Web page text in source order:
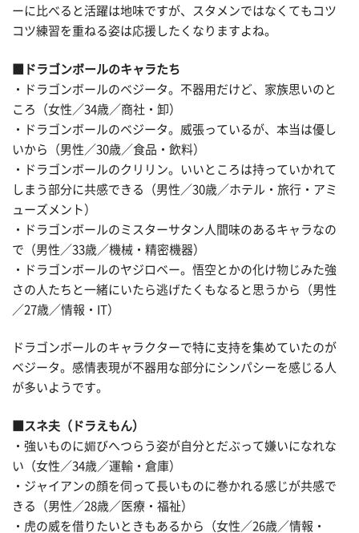
ーに比べると活躍は地味ですが、スタメンではなくてもコツ
コツ練習を重ねる姿は応援したくなりますよね。
■ドラゴンボールのキャラたち
・ドラゴンボールのベジータ。不器用だけど、家族思いのと
ころ（女性／34歳／商社・卸）
・ドラゴンボールのベジータ。威張っているが、本当は優し
いから（男性／30歳／食品・飲料）
・ドラゴンボールのクリリン。いいところは持っていかれて
しまう部分に共感できる（男性／30歳／ホテル・旅行・アミ
ューズメント）
・ドラゴンボールのミスターサタン人間味のあるキャラなの
で（男性／33歳／機械・精密機器）
・ドラゴンボールのヤジロベー。悟空とかの化け物じみた強
さの人たちと一緒にいたら逃げたくもなると思うから（男性
／27歳／情報・IT）
ドラゴンボールのキャラクターで特に支持を集めていたのが
ベジータ。感情表現が不器用な部分にシンパシーを感じる人
が多いようです。
■スネ夫（ドラえもん）
・強いものに媚びへつらう姿が自分とだぶって嫌いになれな
い（女性／34歳／運輸・倉庫）
・ジャイアンの顔を伺って長いものに巻かれる感じが共感で
きる（男性／28歳／医療・福祉）
・虎の威を借りたいときもあるから（女性／26歳／情報・